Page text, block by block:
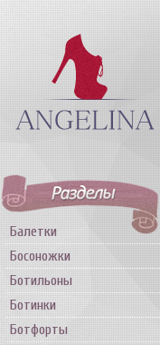
Балетки
Босоножки
Ботильоны
Ботинки
Ботфорты